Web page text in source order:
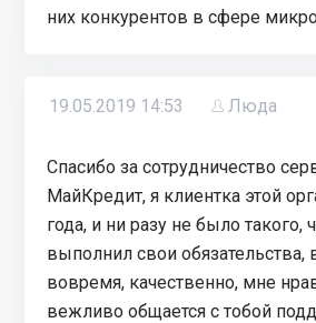
них конкурентов в сфере
19.05.2019 14:53 Люда
Спасибо за сотрудничество
МайКредит, я клиентка этой
года, и ни разу не было такого,
выполнил свои обязательства,
вовремя, качественно, мне
вежливо общается с тобой